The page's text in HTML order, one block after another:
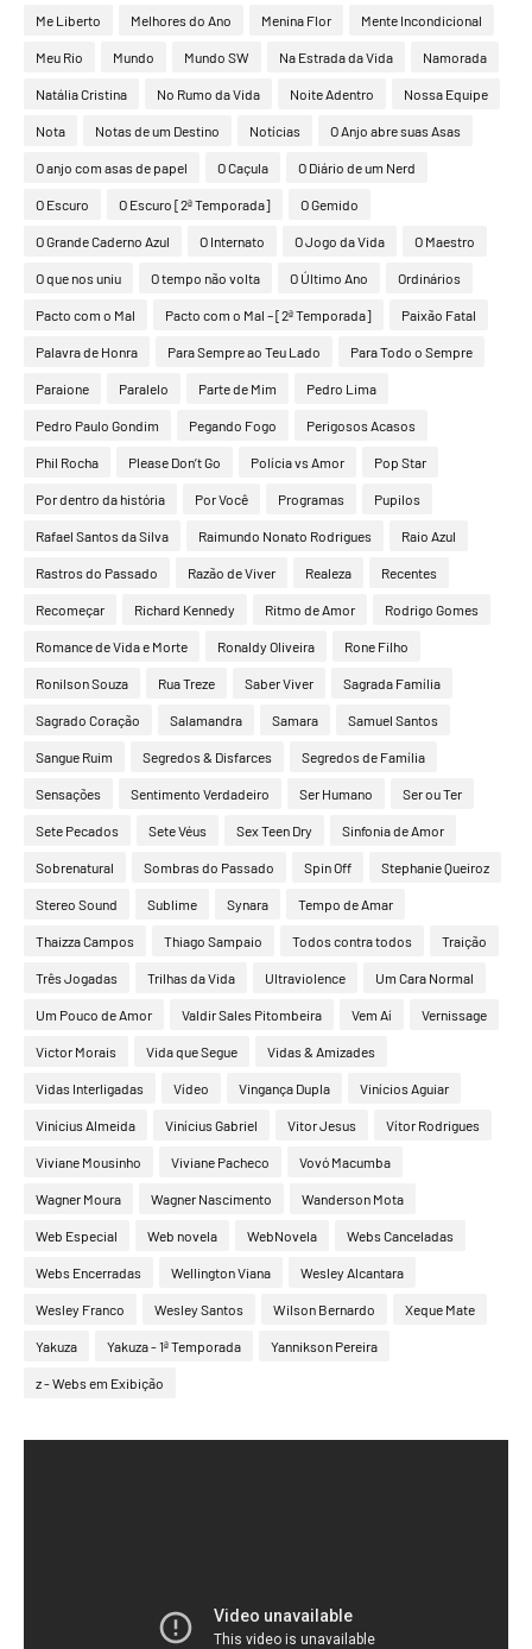
Me Liberto Melhores do Ano Menina Flor Mente Incondicional
Meu Rio Mundo Mundo SW Na Estrada da Vida Namorada
Natália Cristina No Rumo da Vida Noite Adentro Nossa Equipe
Nota Notas de um Destino Notícias O Anjo abre suas Asas
O anjo com asas de papel O Caçula O Diário de um Nerd
O Escuro O Escuro [2ª Temporada] O Gemido
O Grande Caderno Azul O Internato O Jogo da Vida O Maestro
O que nos uniu O tempo não volta O Último Ano Ordinários
Pacto com o Mal Pacto com o Mal – [2ª Temporada] Paixão Fatal
Palavra de Honra Para Sempre ao Teu Lado Para Todo o Sempre
Paraione Paralelo Parte de Mim Pedro Lima
Pedro Paulo Gondim Pegando Fogo Perigosos Acasos
Phil Rocha Please Don’t Go Polícia vs Amor Pop Star
Por dentro da história Por Você Programas Pupilos
Rafael Santos da Silva Raimundo Nonato Rodrigues Raio Azul
Rastros do Passado Razão de Viver Realeza Recentes
Recomeçar Richard Kennedy Ritmo de Amor Rodrigo Gomes
Romance de Vida e Morte Ronaldy Oliveira Rone Filho
Ronilson Souza Rua Treze Saber Viver Sagrada Família
Sagrado Coração Salamandra Samara Samuel Santos
Sangue Ruim Segredos & Disfarces Segredos de Família
Sensações Sentimento Verdadeiro Ser Humano Ser ou Ter
Sete Pecados Sete Véus Sex Teen Dry Sinfonia de Amor
Sobrenatural Sombras do Passado Spin Off Stephanie Queiroz
Stereo Sound Sublime Synara Tempo de Amar
Thaizza Campos Thiago Sampaio Todos contra todos Traição
Três Jogadas Trilhas da Vida Ultraviolence Um Cara Normal
Um Pouco de Amor Valdir Sales Pitombeira Vem Aí Vernissage
Victor Morais Vida que Segue Vidas & Amizades
Vidas Interligadas Vídeo Vingança Dupla Vinícios Aguiar
Vinícius Almeida Vinícius Gabriel Vitor Jesus Vítor Rodrigues
Viviane Mousinho Viviane Pacheco Vovó Macumba
Wagner Moura Wagner Nascimento Wanderson Mota
Web Especial Web novela WebNovela Webs Canceladas
Webs Encerradas Wellington Viana Wesley Alcantara
Wesley Franco Wesley Santos Wilson Bernardo Xeque Mate
Yakuza Yakuza - 1ª Temporada Yannikson Pereira
z - Webs em Exibição